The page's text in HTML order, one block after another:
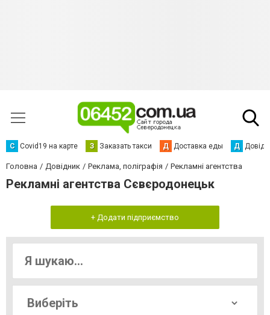
С Сovid19 на карте З Заказать такси Д Доставка еды Д
Головна Довідник Реклама, поліграфія Рекламні агентства
Рекламні агентства Сєвєродонецьк
+ Додати підприємство